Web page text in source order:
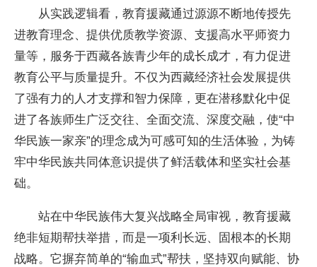
从实践逻辑看，教育援藏通过源源不断地传授先
进教育理念、提供优质教学资源、支援高水平师资力
量等，服务于西藏各族青少年的成长成才，有力促进
教育公平与质量提升。不仅为西藏经济社会发展提供
了强有力的人才支撑和智力保障，更在潜移默化中促
进了各族师生广泛交往、全面交流、深度交融，使“中
华民族一家亲”的理念成为可感可知的生活体验，为铸
牢中华民族共同体意识提供了鲜活载体和坚实社会基
础。
站在中华民族伟大复兴战略全局审视，教育援藏
绝非短期帮扶举措，而是一项利长远、固根本的长期
战略。它摒弃简单的“输血式”帮扶，坚持双向赋能、协